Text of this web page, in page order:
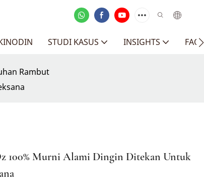
STUDI KASUS INSIGHTS FAQ
Rambut
100% Murni Alami Dingin Ditekan Untuk